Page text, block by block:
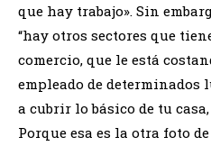
que hay trabajo». Sin
“hay otros sectores que
comercio, que le está
empleado de determinados
a cubrir lo básico de tu
Porque esa es la otra foto